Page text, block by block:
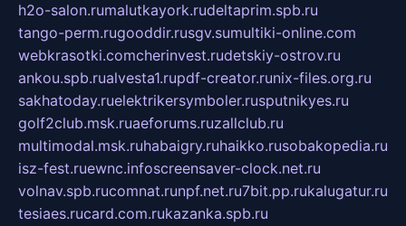
h2o-salon.rumalutkayork.rudeltaprim.spb.ru
tango-perm.rugooddir.rusgv.sumultiki-online.com
webkrasotki.comcherinvest.rudetskiy-ostrov.ru
ankou.spb.rualvesta1.rupdf-creator.runix-files.org.ru
sakhatoday.ruelektrikersymboler.rusputnikyes.ru
golf2club.msk.ruaeforums.ruzallclub.ru
multimodal.msk.ruhabaigry.ruhaikko.rusobakopedia.ru
isz-fest.ruewnc.infoscreensaver-clock.net.ru
volnav.spb.rucomnat.runpf.net.ru7bit.pp.rukalugatur.ru
tesiaes.rucard.com.rukazanka.spb.ru